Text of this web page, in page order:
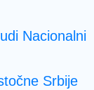
Nacionalni
Srbije